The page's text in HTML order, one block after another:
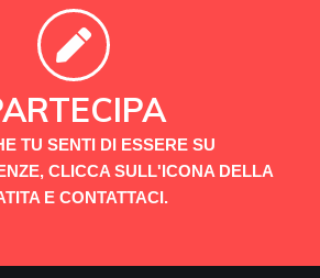
TU SENTI DI ESSERE SU
CLICCA SULL'ICONA DELLA
E CONTATTACI.